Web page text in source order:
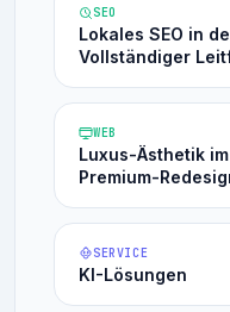
SEO
Lokales SEO in
Vollständiger
WEB
Luxus-Ästhetik
Premium-
SERVICE
KI-Lösungen